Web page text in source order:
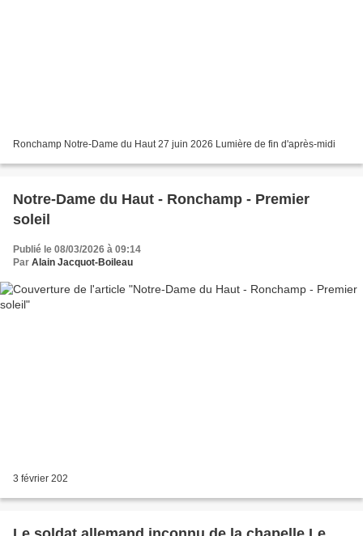
Ronchamp Notre-Dame du Haut 27 juin 2026 Lumière de fin d'après-midi
Notre-Dame du Haut - Ronchamp - Premier
soleil
Publié le 08/03/2026 à 09:14
Par Alain Jacquot-Boileau
3 février 202